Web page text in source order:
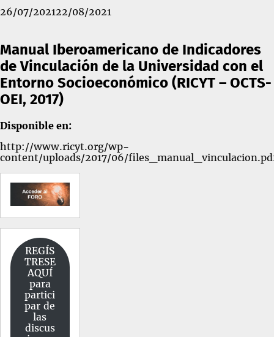
Posted
26/07/202122/08/2021
Manual Iberoamericano de Indicadores
de Vinculación de la Universidad con el
Entorno Socioeconómico (RICYT – OCTS-
OEI, 2017)
Disponible en:
http://www.ricyt.org/wp-
content/uploads/2017/06/
REGÍS
TRESE
AQUÍ
para
partici
par de
las
discus